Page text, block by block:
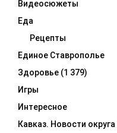
Видеосюжеты
Еда
Рецепты
Единое Ставрополье
Здоровье (1 379)
Игры
Интересное
Кавказ. Новости округа